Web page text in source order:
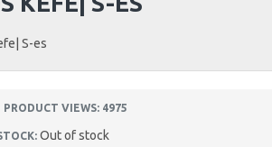
S-es
Out of stock
PRODUCT VIEWS: 4975